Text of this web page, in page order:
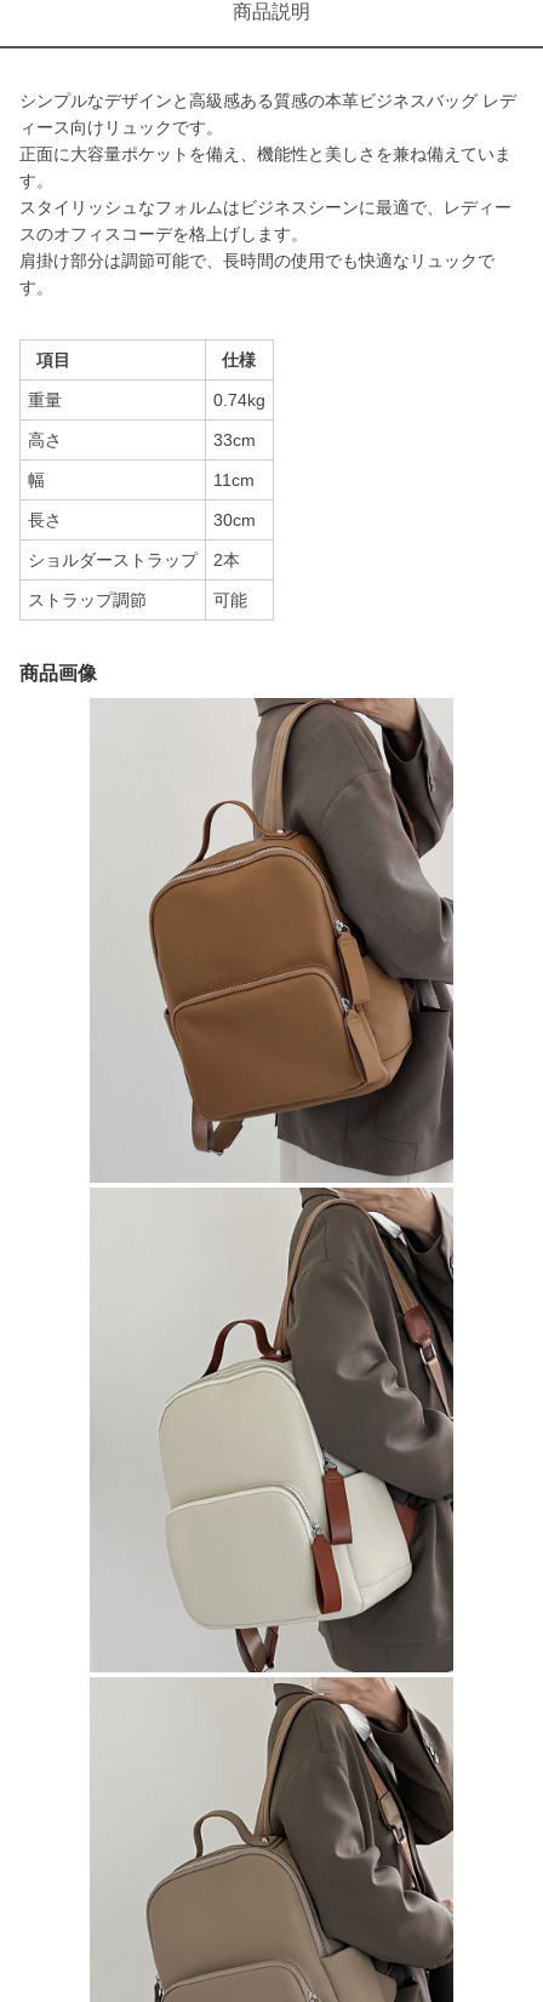
商品説明
シンプルなデザインと高級感ある質感の本革ビジネスバッグ レデ
ィース向けリュックです。
正面に大容量ポケットを備え、機能性と美しさを兼ね備えていま
す。
スタイリッシュなフォルムはビジネスシーンに最適で、レディー
スのオフィスコーデを格上げします。
肩掛け部分は調節可能で、長時間の使用でも快適なリュックで
す。
項目 仕様
重量 0.74kg
高さ 33cm
幅 11cm
長さ 30cm
ショルダーストラップ 2本
ストラップ調節 可能
商品画像